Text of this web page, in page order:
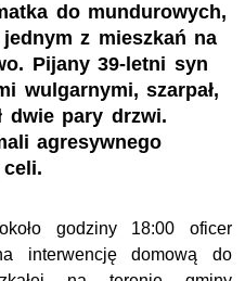
do mundurowych,
z mieszkań na
Pijany 39-letni syn
wulgarnymi, szarpał,
dwie pary drzwi.
agresywnego
godziny 18:00 oficer
interwencję domową do